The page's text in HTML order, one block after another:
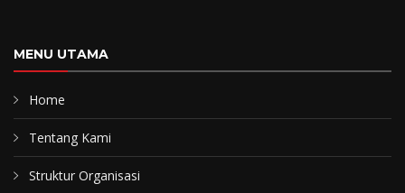
MENU UTAMA
Home
Tentang Kami
Struktur Organisasi